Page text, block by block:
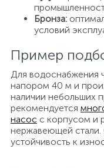
Бронза:
условий
Пример
Для водоснабжения
напором 40 м и
наличии небольших
рекомендуется
насос с корпусом и
нержавеющей
устойчивость к